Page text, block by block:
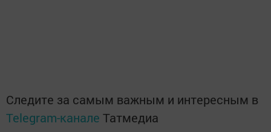
Следите за самым важным и интересным в
Telegram-канале Татмедиа